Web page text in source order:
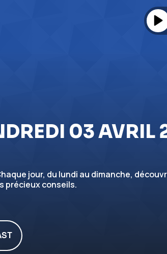
03 AVRIL
jour, du lundi au dimanche,
précieux conseils.